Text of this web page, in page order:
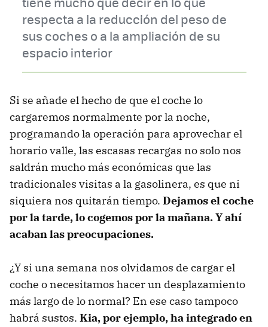
respecta a la reducción del peso de
sus coches o a la ampliación de su
espacio interior
Si se añade el hecho de que el coche lo
cargaremos normalmente por la noche,
programando la operación para aprovechar el
horario valle, las escasas recargas no solo nos
saldrán mucho más económicas que las
tradicionales visitas a la gasolinera, es que ni
siquiera nos quitarán tiempo. Dejamos el coche
por la tarde, lo cogemos por la mañana. Y ahí
acaban las preocupaciones.
¿Y si una semana nos olvidamos de cargar el
coche o necesitamos hacer un desplazamiento
más largo de lo normal? En ese caso tampoco
habrá sustos. Kia, por ejemplo, ha integrado en